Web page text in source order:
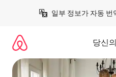
일부 정보가 자동 번
당신